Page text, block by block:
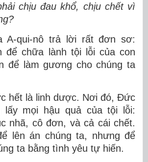
chịu đau khổ, chịu chếtvì
A-qui-nô trả lời rất đơn sơ:
để chữa lành tội lỗi của con
để làm gương cho chúng ta
hết là linh dược. Nơi đó, Đức
lấy mọi hậu quả của tội lỗi:
nhã, cô đơn, và cả cái chết.
lên án chúng ta, nhưng để
ta bằng tình yêu tự hiến.